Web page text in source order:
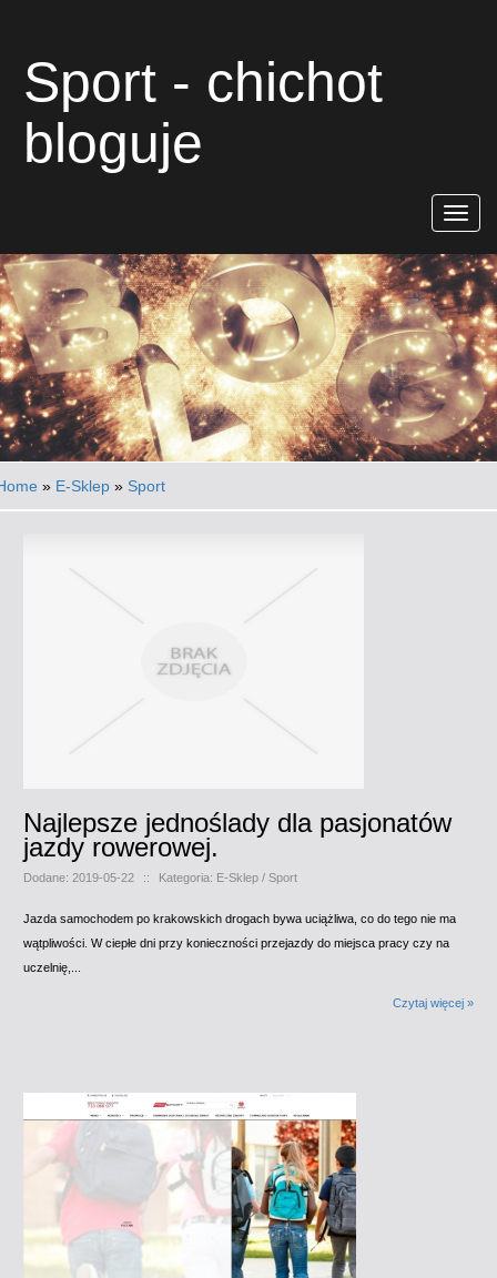
Sport - chichot
bloguje
Rozwiń
» E-Sklep » Sport
Najlepsze jednoślady dla pasjonatów
jazdy rowerowej.
Dodane: 2019-05-22 :: Kategoria: E-Sklep / Sport
Jazda samochodem po krakowskich drogach bywa uciążliwa, co do tego nie ma
wątpliwości. W ciepłe dni przy konieczności przejazdy do miejsca pracy czy na
uczelnię,...
Czytaj więcej »